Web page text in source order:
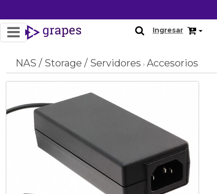
Ingresar
NAS / Storage / Servidores › Accesorios